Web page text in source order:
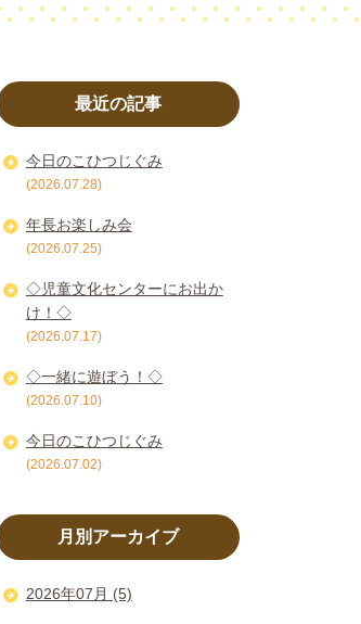
最近の記事
今日のこひつじぐみ
(2026.07.28)
年長お楽しみ会
(2026.07.25)
◇児童文化センターにお出か
け！◇
(2026.07.17)
◇一緒に遊ぼう！◇
(2026.07.10)
今日のこひつじぐみ
(2026.07.02)
月別アーカイブ
2026年07月 (5)